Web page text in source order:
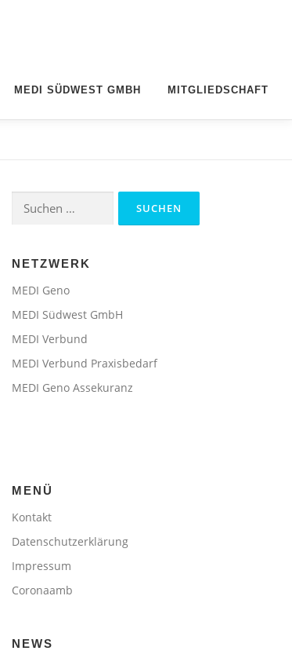
MEDI SÜDWEST GMBH MITGLIEDSCHAFT
nach:
NETZWERK
MEDI Geno
MEDI Südwest GmbH
MEDI Verbund
MEDI Verbund Praxisbedarf
MEDI Geno Assekuranz
MENÜ
Kontakt
Datenschutzerklärung
Impressum
Coronaamb
NEWS